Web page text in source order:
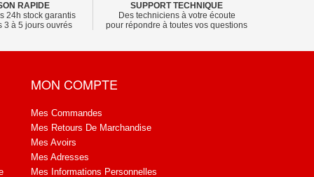
RAPIDE
24h stock garantis
3 à 5 jours ouvrés
SUPPORT TECHNIQUE
Des techniciens à votre écoute
pour répondre à toutes vos questions
MON COMPTE
Mes Commandes
Mes Retours De Marchandise
Mes Avoirs
Mes Adresses
Mes Informations Personnelles